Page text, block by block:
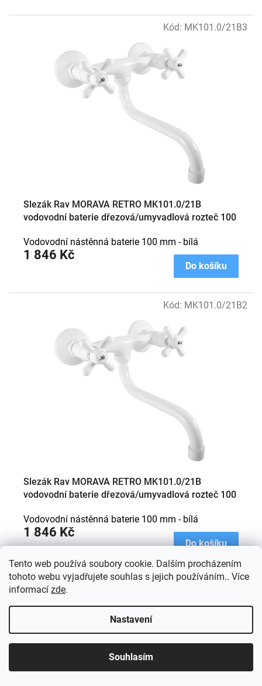
Tento web používá soubory cookie. Dalším procházením
tohoto webu vyjadřujete souhlas s jejich používáním.. Více
informací zde.
Nastavení
Souhlasím
Slezák Rav MORAVA RETRO MK101.0/21B
vodovodní baterie dřezová/umyvadlová rozteč 100
1 846 Kč
Do košíku
Vodovodní nástěnná baterie 100 mm - bílá
Kód: MK101.0/21B3
Slezák Rav MORAVA RETRO MK101.0/21B
vodovodní baterie dřezová/umyvadlová rozteč 100
1 846 Kč
Do košíku
Vodovodní nástěnná baterie 100 mm - bílá
Kód: MK101.0/21B2
Kód:MK101.0/21B